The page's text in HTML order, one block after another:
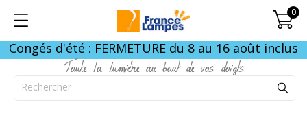
0
Congés d'été : FERMETURE du 8 au 16 août inclus
Toute la lumière au bout de vos doigts